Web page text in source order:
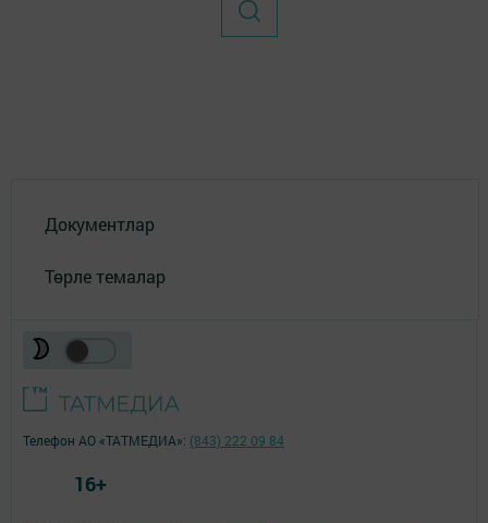
Документлар
Төрле темалар
Телефон АО «ТАТМЕДИА»: (843) 222 09 84
16+